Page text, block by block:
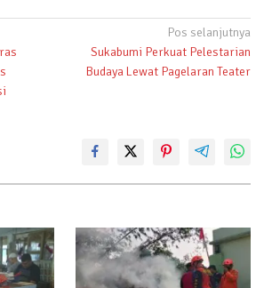
Pos selanjutnya
Sukabumi Perkuat Pelestarian
Budaya Lewat Pagelaran Teater